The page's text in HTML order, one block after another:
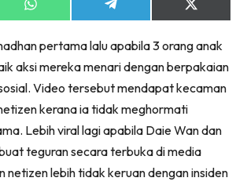
Share
on
Share
on
Share
on
(Twitter)
pertama lalu apabila 3 orang anak
aksi mereka menari dengan berpakaian
Video tersebut mendapat kecaman
kerana ia tidak meghormati
Lebih viral lagi apabila Daie Wan dan
teguran secara terbuka di media
netizen lebih tidak keruan dengan insiden